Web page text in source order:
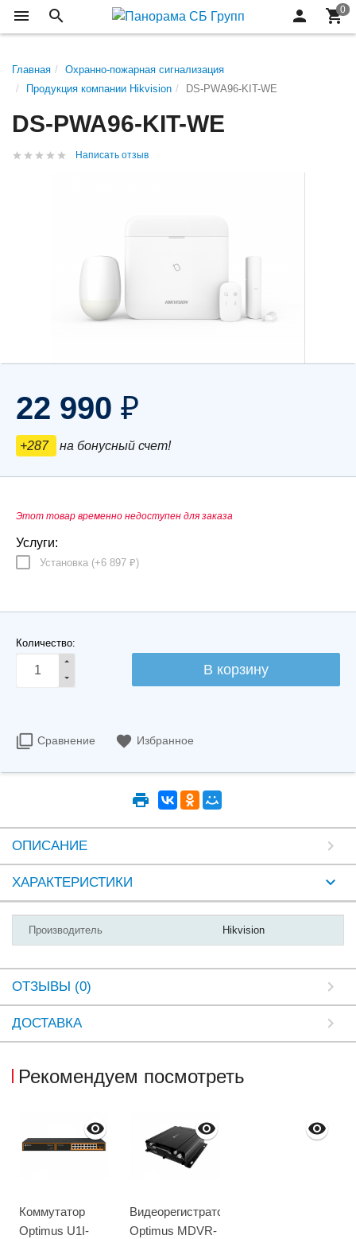
Главная
Охранно-пожарная сигнализация
Продукция компании Hikvision
DS-PWA96-KIT-WE
DS-PWA96-KIT-WE
Написать отзыв
22 990 ₽
+287 на бонусный счет!
Этот товар временно недоступен для заказа
Услуги:
Установка (+6 897 ₽)
Количество:
Сравнение Избранное
ОПИСАНИЕ
ХАРАКТЕРИСТИКИ
Производитель Hikvision
ОТЗЫВЫ (0)
ДОСТАВКА
Рекомендуем посмотреть
Коммутатор
Optimus U1I-
Видеорегистратор
Optimus MDVR-